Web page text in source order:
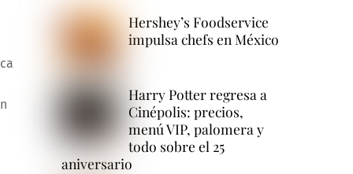
Hershey’s Foodservice
impulsa chefs en México
Harry Potter regresa a
Cinépolis: precios,
menú VIP, palomera y
todo sobre el 25
aniversario